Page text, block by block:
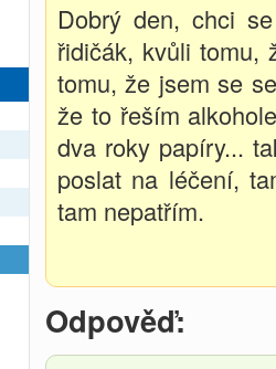
Dobrý den, chci
řidičák, kvůli tomu,
tomu, že jsem se
že to řeším
dva roky papíry...
poslat na léčení,
tam nepatřím.
Odpověď: